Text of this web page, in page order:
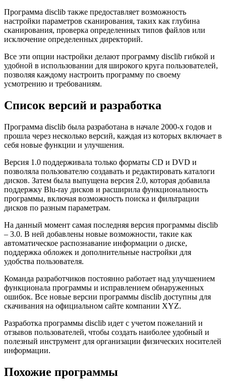
Программа disclib также предоставляет возможность
настройки параметров сканирования, таких как глубина
сканирования, проверка определенных типов файлов или
исключение определенных директорий.
Все эти опции настройки делают программу disclib гибкой и
удобной в использовании для широкого круга пользователей,
позволяя каждому настроить программу по своему
усмотрению и требованиям.
Список версий и разработка
Программа disclib была разработана в начале 2000-х годов и
прошла через несколько версий, каждая из которых включает в
себя новые функции и улучшения.
Версия 1.0 поддерживала только форматы CD и DVD и
позволяла пользователю создавать и редактировать каталоги
дисков. Затем была выпущена версия 2.0, которая добавила
поддержку Blu-ray дисков и расширила функциональность
программы, включая возможность поиска и фильтрации
дисков по разным параметрам.
На данный момент самая последняя версия программы disclib
– 3.0. В ней добавлены новые возможности, такие как
автоматическое распознавание информации о диске,
поддержка обложек и дополнительные настройки для
удобства пользователя.
Команда разработчиков постоянно работает над улучшением
функционала программы и исправлением обнаруженных
ошибок. Все новые версии программы disclib доступны для
скачивания на официальном сайте компании XYZ.
Разработка программы disclib идет с учетом пожеланий и
отзывов пользователей, чтобы создать наиболее удобный и
полезный инструмент для организации физических носителей
информации.
Похожие программы